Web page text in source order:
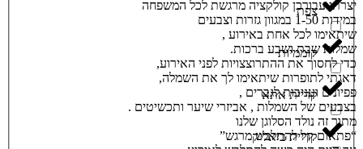
צפת
קוממיות
קריית אתא
קריית ביאליק
יצרתי עבורכן קולקציה מרגשת לכל המשפחה
במידות 1-50 במגוון גזרות וצבעים
שיתאימו לכל אחת באירוע ,
שמלות שבת ושבע ברכות.
כדי לחסוך את ההתרוצצויות לפני האירוע,
דאגתי לתופרות שיתאימו לך את השמלה,
פפיונים ועניבות לגברים ,
בצבעים של השמלות , אביזרי שיער ותכשיטים .
מתוך זה נולד הסלוגן שלנו
“פתאום קל להתלבש מרגש”